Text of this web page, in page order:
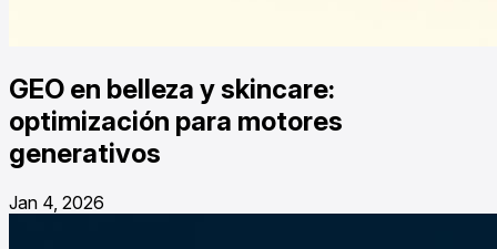
GEO en belleza y skincare:
optimización para motores
generativos
Jan 4, 2026